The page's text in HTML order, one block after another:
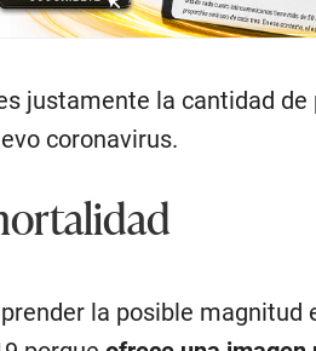
justamente la cantidad
coronavirus.
la posible magnitud